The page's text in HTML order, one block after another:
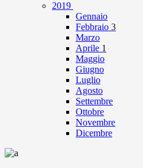
2019
Gennaio
Febbraio 3
Marzo
Aprile 1
Maggio
Giugno
Luglio
Agosto
Settembre
Ottobre
Novembre
Dicembre